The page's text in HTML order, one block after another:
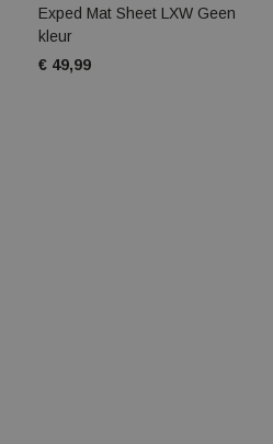
Exped Mat Sheet LXW Geen
kleur
€ 49,99